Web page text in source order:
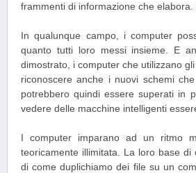
frammenti di informazione che
In qualunque campo, i computer
quanto tutti loro messi insieme. E
dimostrato, i computer che utilizzano
riconoscere anche i nuovi schemi
potrebbero quindi essere superati in
vedere delle macchine intelligenti
I computer imparano ad un ritmo
teoricamente illimitata. La loro base
di come duplichiamo dei file su un